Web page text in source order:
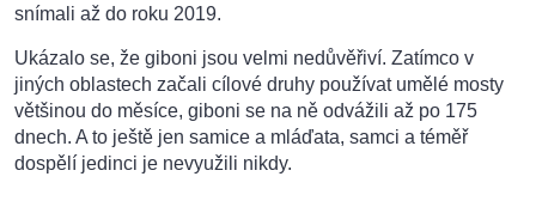
snímali až do roku 2019.
Ukázalo se, že giboni jsou velmi nedůvěřiví. Zatímco v
jiných oblastech začali cílové druhy používat umělé mosty
většinou do měsíce, giboni se na ně odvážili až po 175
dnech. A to ještě jen samice a mláďata, samci a téměř
dospělí jedinci je nevyužili nikdy.